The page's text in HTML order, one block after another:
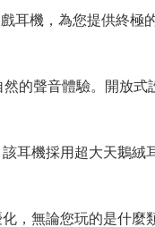
耳機，為您提供終極
的聲音體驗。開放式
耳機採用超大天鵝絨
，無論您玩的是​​什麼